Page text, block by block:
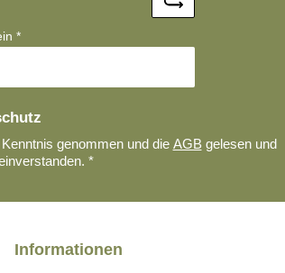
*
genommen und die AGB gelesen und
*
Informationen